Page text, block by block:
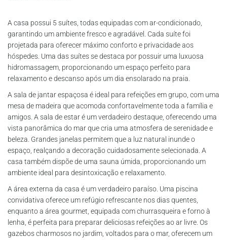
A casa possui 5 suítes, todas equipadas com ar-condicionado,
garantindo um ambiente fresco e agradável. Cada suíte foi
projetada para oferecer máximo conforto e privacidade aos
hóspedes. Uma das suítes se destaca por possuir uma luxuosa
hidromassagem, proporcionando um espaço perfeito para
relaxamento e descanso após um dia ensolarado na praia.
A sala de jantar espaçosa é ideal para refeições em grupo, com uma
mesa de madeira que acomoda confortavelmente toda a família e
amigos. A sala de estar é um verdadeiro destaque, oferecendo uma
vista panorâmica do mar que cria uma atmosfera de serenidade e
beleza. Grandes janelas permitem que a luz natural inunde o
espaço, realçando a decoração cuidadosamente selecionada. A
casa também dispõe de uma sauna úmida, proporcionando um
ambiente ideal para desintoxicação e relaxamento.
A área externa da casa é um verdadeiro paraíso. Uma piscina
convidativa oferece um refúgio refrescante nos dias quentes,
enquanto a área gourmet, equipada com churrasqueira e forno à
lenha, é perfeita para preparar deliciosas refeições ao ar livre. Os
gazebos charmosos no jardim, voltados para o mar, oferecem um